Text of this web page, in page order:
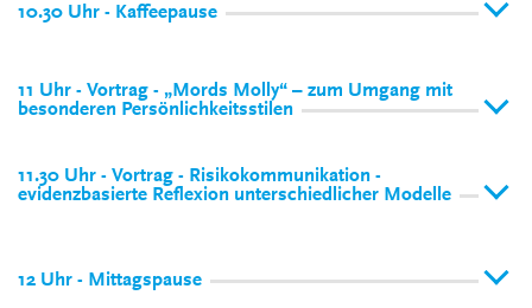
10.30 Uhr - Kaffeepause
11 Uhr - Vortrag - „Mords Molly“ – zum Umgang mit
besonderen Persönlichkeitsstilen
11.30 Uhr - Vortrag - Risikokommunikation -
evidenzbasierte Reflexion unterschiedlicher Modelle
12 Uhr - Mittagspause